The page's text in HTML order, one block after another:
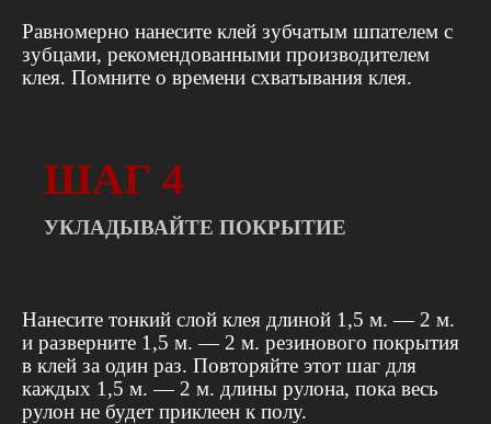
Равномерно нанесите клей зубчатым шпателем с
зубцами, рекомендованными производителем
клея. Помните о времени схватывания клея.
ШАГ 4
УКЛАДЫВАЙТЕ ПОКРЫТИЕ
Нанесите тонкий слой клея длиной 1,5 м. — 2 м.
и разверните 1,5 м. — 2 м. резинового покрытия
в клей за один раз. Повторяйте этот шаг для
каждых 1,5 м. — 2 м. длины рулона, пока весь
рулон не будет приклеен к полу.